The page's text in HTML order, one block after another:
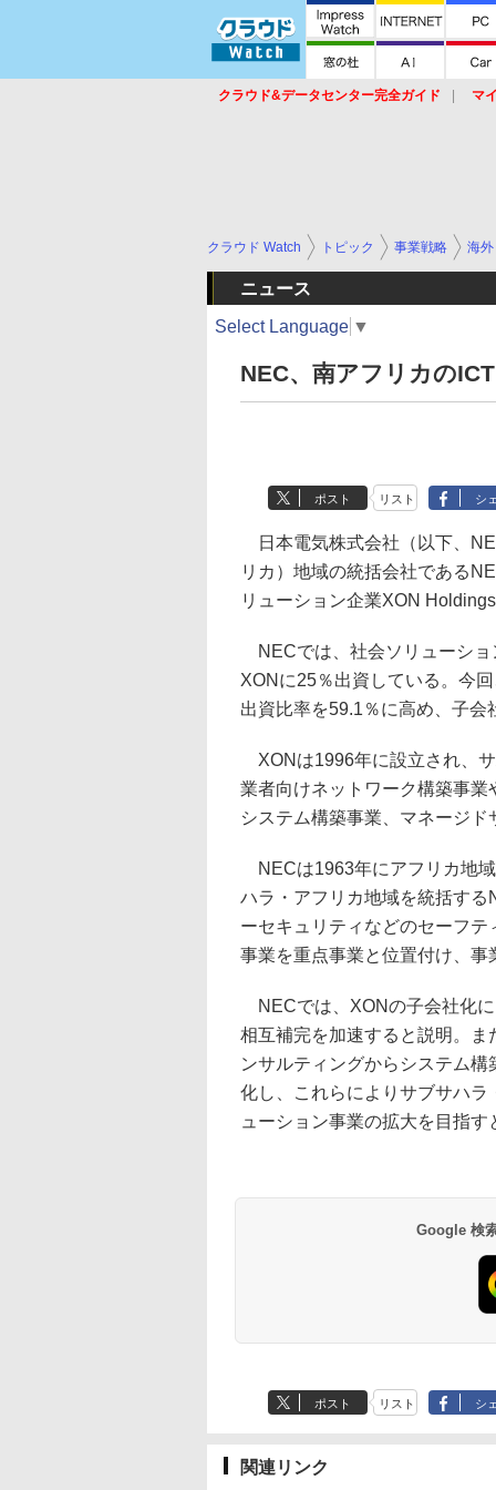
クラウド&データセンター完全ガイド マ
クラウド Watch トピック 事業戦略 海外
ニュース
Select Language ▼
NEC、南アフリカの
ポスト リスト シ
日本電気株式会社（以下、
リカ）地域の統括会社である
リューション企業XON
NECでは、社会ソリューショ
XONに25％出資している。今
出資比率を59.1％に高め、子会
XONは1996年に設立され、
業者向けネットワーク構築事
システム構築事業、マネージド
NECは1963年にアフリカ地
ハラ・アフリカ地域を統括す
ーセキュリティなどのセーフ
事業を重点事業と位置付け、事
NECでは、XONの子会社化
相互補完を加速すると説明。ま
ンサルティングからシステム
化し、これらによりサブサハラ
ューション事業の拡大を目指す
Google 検
ポスト リスト シ
関連リンク